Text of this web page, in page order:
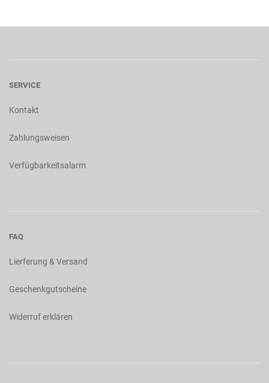
SERVICE
Kontakt
Zahlungsweisen
Verfügbarkeitsalarm
FAQ
Lierferung & Versand
Geschenkgutscheine
Widerruf erklären